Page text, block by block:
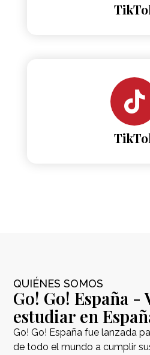
QUIÉNES SOMOS
Go! Go! España -
estudiar en
Go! Go! España fue lanzada
de todo el mundo a cumplir